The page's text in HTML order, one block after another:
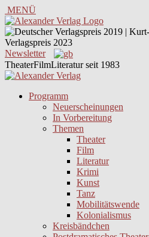
MENÜ
Newsletter
TheaterFilmLiteratur seit 1983
Programm
Neuerscheinungen
In Vorbereitung
Themen
Theater
Film
Literatur
Krimi
Kunst
Tanz
Mobilitätswende
Kolonialismus
Kreisbändchen